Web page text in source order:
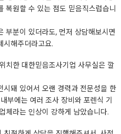
복원할 수 있는 점도 믿음직스럽습니
부분이 있더라도, 먼저 상담해보시면
시해주더라고요.
치한 대한믿음조사기업 사무실은 깔
돼 있어서 오랜 경력과 전문성을 한
부에는 여러 조사 장비와 포렌식 기
체라는 인상이 강하게 남았습니다.